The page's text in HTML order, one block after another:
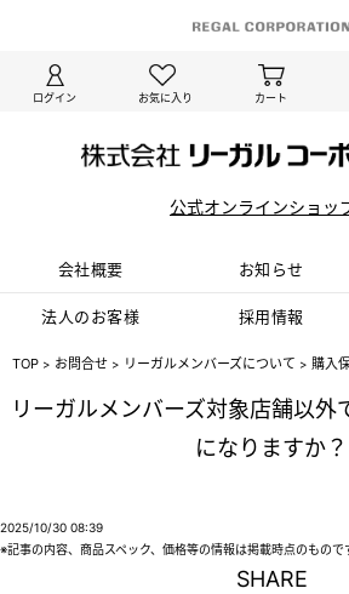
ログイン お気に入り カート
公式オンラインショッ
会社概要 お知らせ
法⼈のお客様 採⽤情報
TOP > お問合せ > リーガルメンバーズについて > 購入
リーガルメンバーズ対象店舗以外
になりますか？
2025/10/30 08:39
※記事の内容、商品スペック、価格等の情報は掲載時点のもので
SHARE